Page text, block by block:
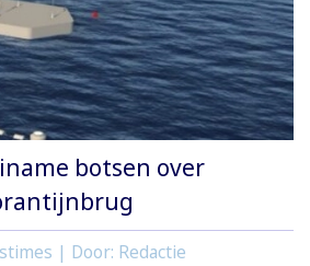
botsen over
| Door: Redactie